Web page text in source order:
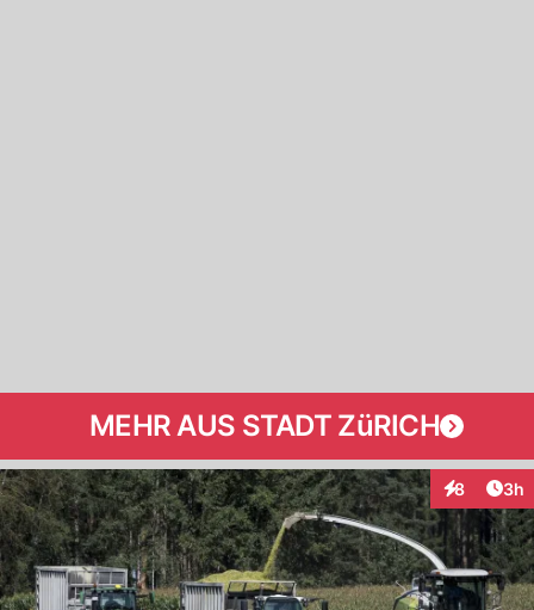
MEHR AUS STADT ZüRICH
8 3h